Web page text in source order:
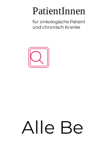
für onkologische
und chronisch Kranke
Suche
Alle